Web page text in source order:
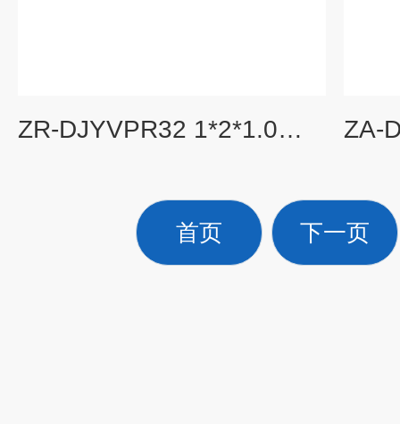
ZR-DJYVPR32 1*2*1.0铠装计算机软电缆
首页 下一页